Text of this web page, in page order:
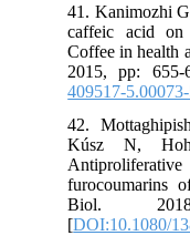
41.
caffeic acid
Coffee in
2015, pp:
409517-
42.
Kúsz N,
Biol.
[